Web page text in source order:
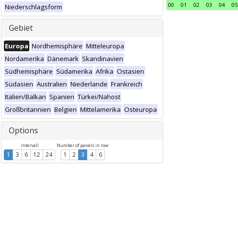
Niederschlagsform
Gebiet
Europa Nordhemisphäre Mitteleuropa
Nordamerika Dänemark Skandinavien
Südhemisphäre Südamerika Afrika Ostasien
Südasien Australien Niederlande Frankreich
Italien/Balkan Spanien Türkei/Nahost
Großbritannien Belgien Mittelamerika Osteuropa
Options
Intervall
1 3 6 12 24
Number of panels in row
1 2 3 4 6
00
01 02 03 04 05